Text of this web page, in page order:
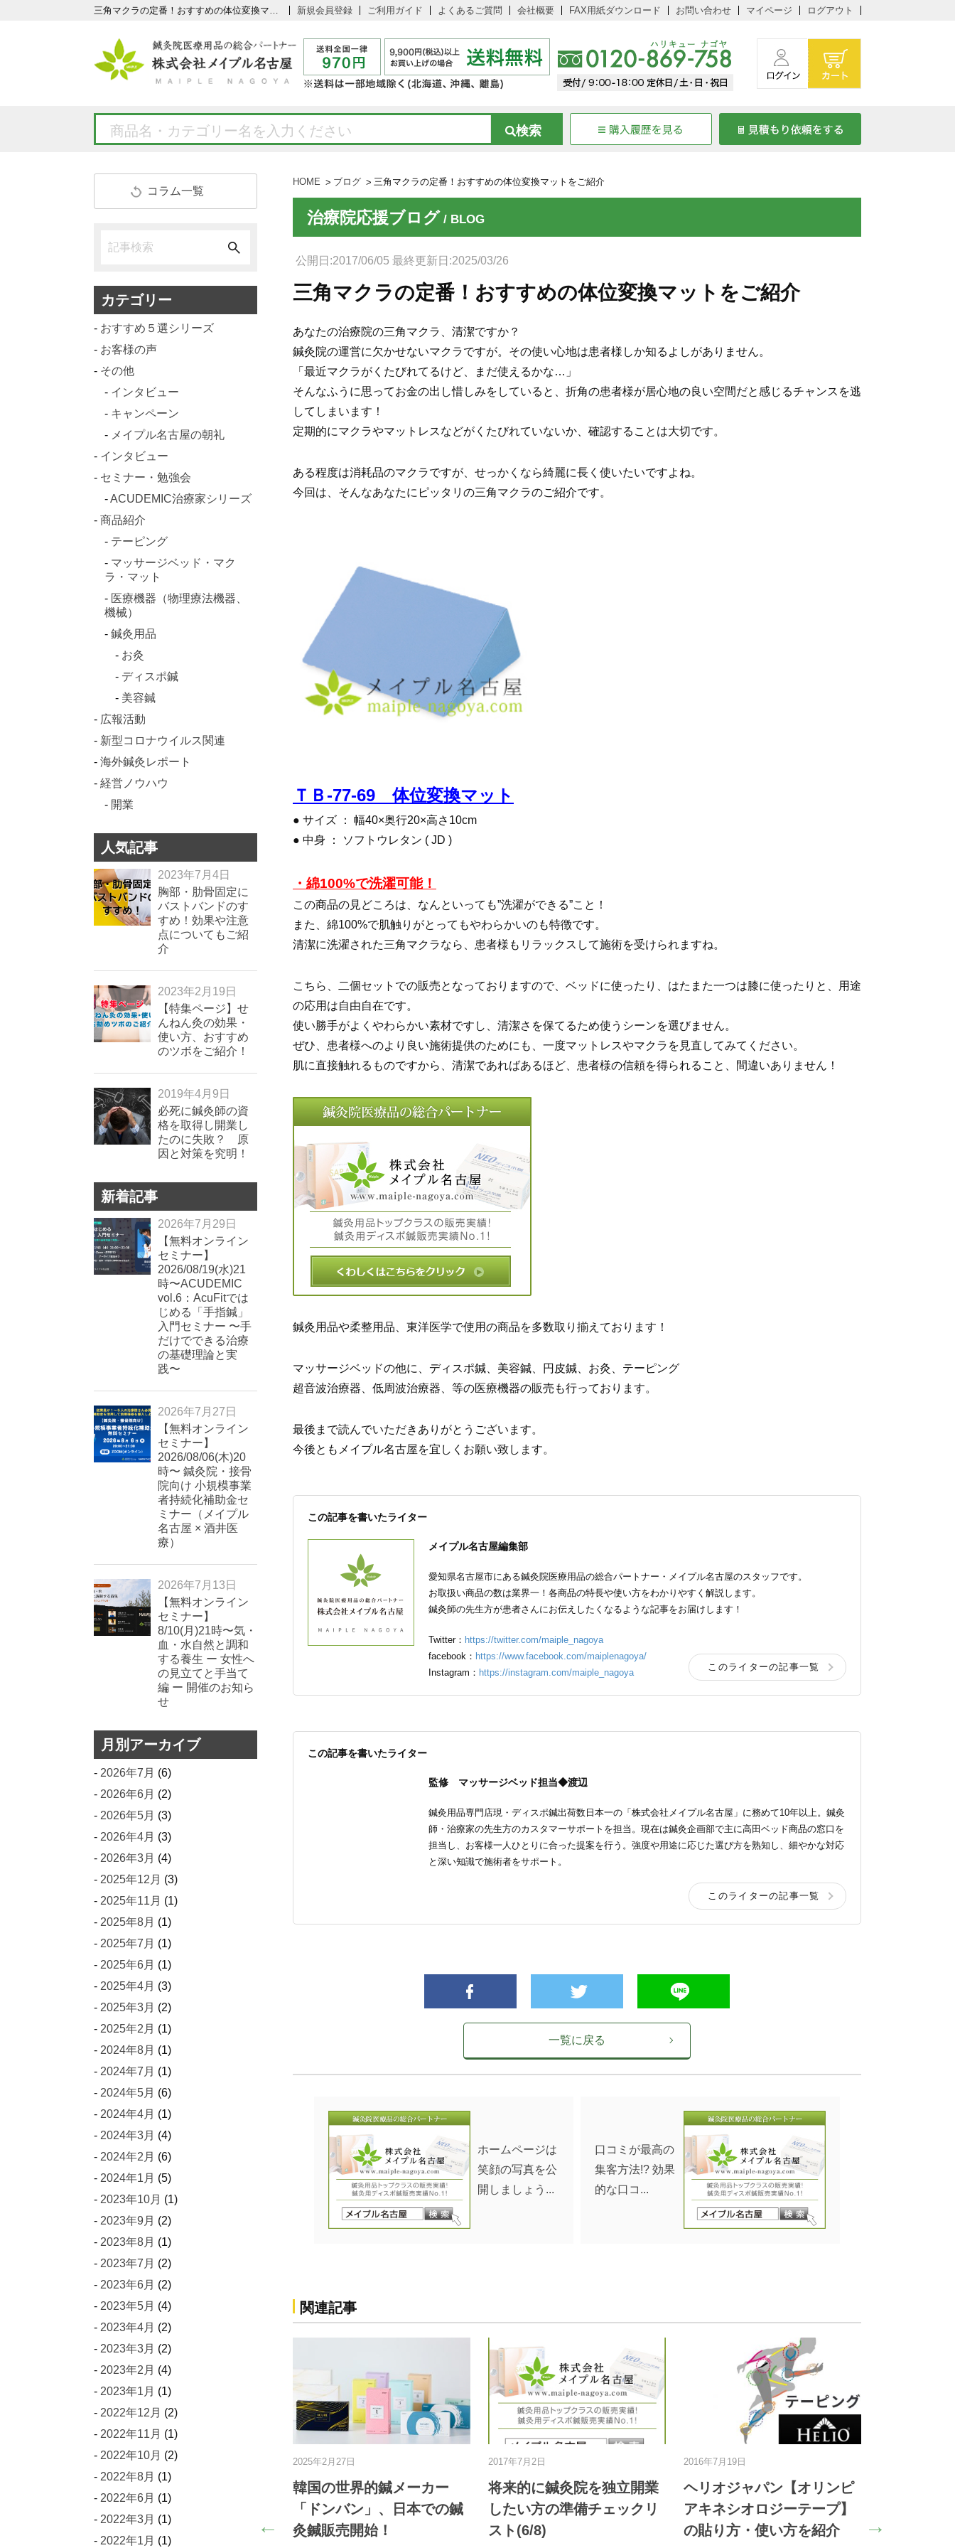
三角マクラの定番！おすすめの体位変換マットをご紹介 新規会員登録 ご利用ガイド よくあるご質問 会社概要 FAX用紙ダウンロード お問い合わせ マイページ ログアウト
HOME ブログ 三角マクラの定番！おすすめの体位変換マットをご紹介
治療院応援ブログ / BLOG
公開日:2017/06/05 最終更新日:2025/03/26
三角マクラの定番！おすすめの体位変換マットをご紹介
あなたの治療院の三角マクラ、清潔ですか？
鍼灸院の運営に欠かせないマクラですが。その使い心地は患者様しか知るよしがありません。
「最近マクラがくたびれてるけど、まだ使えるかな…」
そんなふうに思ってお金の出し惜しみをしていると、折角の患者様が居心地の良い空間だと感じるチャンスを逃
してしまいます！
定期的にマクラやマットレスなどがくたびれていないか、確認することは大切です。
ある程度は消耗品のマクラですが、せっかくなら綺麗に長く使いたいですよね。
今回は、そんなあなたにピッタリの三角マクラのご紹介です。
ＴＢ-77-69 体位変換マット
● サイズ ： 幅40×奥行20×高さ10cm
● 中身 ： ソフトウレタン ( JD )
・綿100%で洗濯可能！
この商品の見どころは、なんといっても”洗濯ができる”こと！
また、綿100%で肌触りがとってもやわらかいのも特徴です。
清潔に洗濯された三角マクラなら、患者様もリラックスして施術を受けられますね。
こちら、二個セットでの販売となっておりますので、ベッドに使ったり、はたまた一つは膝に使ったりと、用途
の応用は自由自在です。
使い勝手がよくやわらかい素材ですし、清潔さを保てるため使うシーンを選びません。
ぜひ、患者様へのより良い施術提供のためにも、一度マットレスやマクラを見直してみてください。
肌に直接触れるものですから、清潔であればあるほど、患者様の信頼を得られること、間違いありません！
鍼灸用品や柔整用品、東洋医学で使用の商品を多数取り揃えております！
マッサージベッドの他に、ディスポ鍼、美容鍼、円皮鍼、お灸、テーピング
超音波治療器、低周波治療器、等の医療機器の販売も行っております。
最後まで読んでいただきありがとうございます。
今後ともメイプル名古屋を宜しくお願い致します。
この記事を書いたライター
メイプル名古屋編集部
愛知県名古屋市にある鍼灸院医療用品の総合パートナー・メイプル名古屋のスタッフです。
お取扱い商品の数は業界一！各商品の特長や使い方をわかりやすく解説します。
鍼灸師の先生方が患者さんにお伝えしたくなるような記事をお届けします！
Twitter： https://twitter.com/maiple_nagoya
facebook： https://www.facebook.com/maiplenagoya/
Instagram： https://instagram.com/maiple_nagoya
このライターの記事一覧
この記事を書いたライター
監修 マッサージベッド担当◆渡辺
鍼灸用品専門店現・ディスポ鍼出荷数日本一の「株式会社メイプル名古屋」に務めて10年以上。鍼灸
師・治療家の先生方のカスタマーサポートを担当。現在は鍼灸企画部で主に高田ベッド商品の窓口を
担当し、お客様一人ひとりに合った提案を行う。強度や用途に応じた選び方を熟知し、細やかな対応
と深い知識で施術者をサポート。
このライターの記事一覧
一覧に戻る
ホームページは
笑顔の写真を公
開しましょう...
口コミが最高の
集客方法!? 効果
的な口コ...
関連記事
2016年7月19日
ヘリオジャパン【オリンピ
アキネシオロジーテープ】
の貼り方・使い方を紹介
2017年2月25日
鍼灸院を開業する前にこれ
だけは知っておこう！〜現
在のマーケット情報〜
2020年6月22日
女性が考えた女性のための
お灸ブランド 《 OKYU 》
2025年3月26日
『セイリン製品』価格改定
についてのお知らせ
いつもメイプル名古屋をご利用い
コラム一覧
カテゴリー
おすすめ５選シリーズ
お客様の声
その他
インタビュー
キャンペーン
メイプル名古屋の朝礼
インタビュー
セミナー・勉強会
ACUDEMIC治療家シリーズ
商品紹介
テーピング
マッサージベッド・マク
ラ・マット
医療機器（物理療法機器、
機械）
鍼灸用品
お灸
ディスポ鍼
美容鍼
広報活動
新型コロナウイルス関連
海外鍼灸レポート
経営ノウハウ
開業
人気記事
2023年7月4日
胸部・肋骨固定に
バストバンドのす
すめ！効果や注意
点についてもご紹
介
2023年2月19日
【特集ページ】せ
んねん灸の効果・
使い方、おすすめ
のツボをご紹介！
2019年4月9日
必死に鍼灸師の資
格を取得し開業し
たのに失敗？ 原
因と対策を究明！
新着記事
2026年7月29日
【無料オンライン
セミナー】
2026/08/19(水)21
時〜ACUDEMIC
vol.6：AcuFitでは
じめる「手指鍼」
入門セミナー 〜手
だけでできる治療
の基礎理論と実
践〜
2026年7月27日
【無料オンライン
セミナー】
2026/08/06(木)20
時〜 鍼灸院・接骨
院向け 小規模事業
者持続化補助金セ
ミナー（メイプル
名古屋 × 酒井医
療）
2026年7月13日
【無料オンライン
セミナー】
8/10(月)21時〜気・
血・水自然と調和
する養生 ー 女性へ
の見立てと手当て
編 ー 開催のお知ら
せ
月別アーカイブ
2026年7月 (6)
2026年6月 (2)
2026年5月 (3)
2026年4月 (3)
2026年3月 (4)
2025年12月 (3)
2025年11月 (1)
2025年8月 (1)
2025年7月 (1)
2025年6月 (1)
2025年4月 (3)
2025年3月 (2)
2025年2月 (1)
2024年8月 (1)
2024年7月 (1)
2024年5月 (6)
2024年4月 (1)
2024年3月 (4)
2024年2月 (6)
2024年1月 (5)
2023年10月 (1)
2023年9月 (2)
2023年8月 (1)
2023年7月 (2)
2023年6月 (2)
2023年5月 (4)
2023年4月 (2)
2023年3月 (2)
2023年2月 (4)
2023年1月 (1)
2022年12月 (2)
2022年11月 (1)
2022年10月 (2)
2022年8月 (1)
2022年6月 (1)
2022年3月 (1)
2022年1月 (1)